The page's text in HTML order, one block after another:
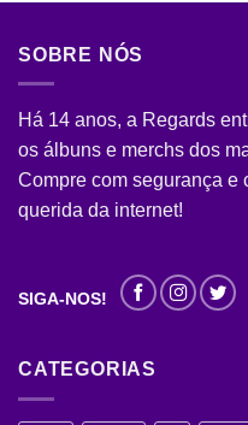
SOBRE NÓS
Há 14 anos, a Regards
os álbuns e merchs dos
Compre com segurança e
querida da internet!
SIGA-NOS!
CATEGORIAS